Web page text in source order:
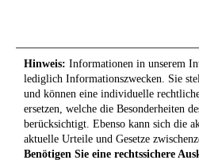
Hinweis: Informationen in unserem
lediglich Informationszwecken. Sie
und können eine individuelle
ersetzen, welche die Besonderheiten
berücksichtigt. Ebenso kann sich die
aktuelle Urteile und Gesetze
Benötigen Sie eine rechtssichere